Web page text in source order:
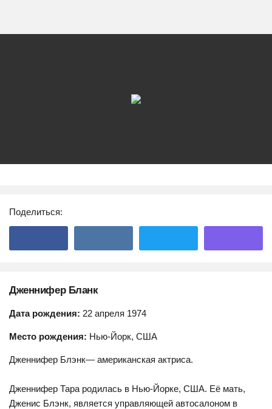
Поделиться:
Дженнифер Бланк
Дата рождения: 22 апреля 1974
Место рождения: Нью-Йорк, США
Дженнифер Блэнк— американская актриса.
Дженнифер Тара родилась в Нью-Йорке, США. Её мать,
Дженис Блэнк, является управляющей автосалоном в